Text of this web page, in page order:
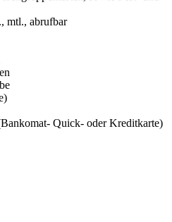
mtl., abrufbar
Quick- oder Kreditkarte)